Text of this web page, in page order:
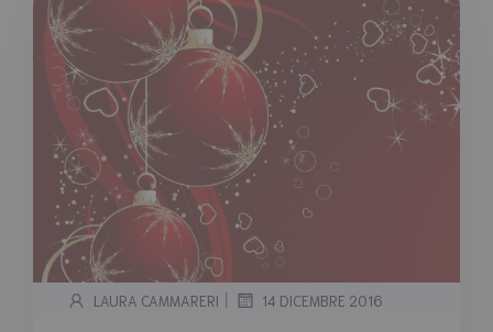
LAURA CAMMARERI | 14 DICEMBRE 2016